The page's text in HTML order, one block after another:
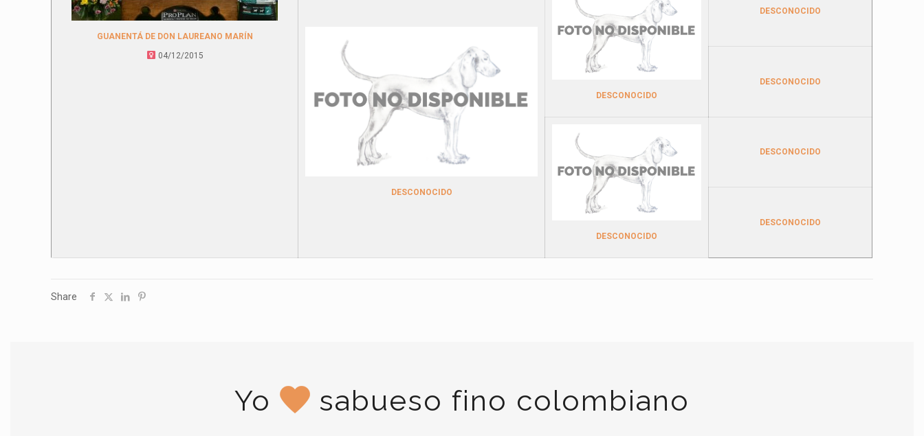
GUANENTÁ DE DON LAUREANO MARÍN
04/12/2015
DESCONOCIDO
DESCONOCIDO
DESCONOCIDO
DESCONOCIDO
DESCONOCIDO
DESCONOCIDO
DESCONOCIDO
Share
Yo sabueso fino colombiano